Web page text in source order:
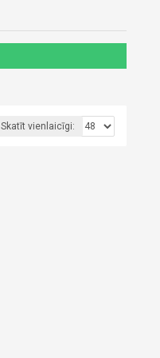
Skatīt vienlaicīgi: